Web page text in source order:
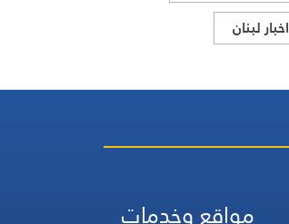
اخبار لبنان
مواقع وخدمات